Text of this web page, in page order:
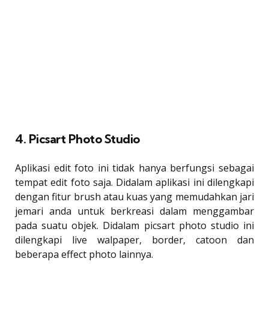
4. Picsart Photo Studio
Aplikasi edit foto ini tidak hanya berfungsi sebagai
tempat edit foto saja. Didalam aplikasi ini dilengkapi
dengan fitur brush atau kuas yang memudahkan jari
jemari anda untuk berkreasi dalam menggambar
pada suatu objek. Didalam picsart photo studio ini
dilengkapi live walpaper, border, catoon dan
beberapa effect photo lainnya.